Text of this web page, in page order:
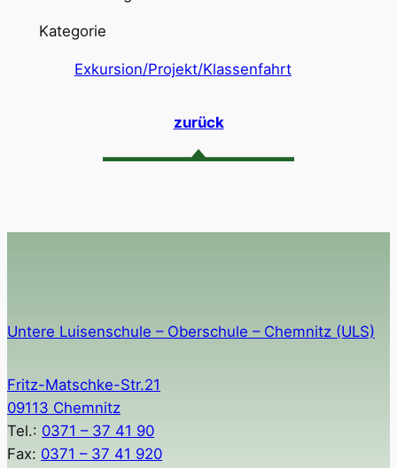
Kategorie
Exkursion/Projekt/Klassenfahrt
zurück
Untere Luisenschule – Oberschule – Chemnitz (ULS)
Fritz-Matschke-Str.21
09113 Chemnitz
Tel.: 0371 – 37 41 90
Fax: 0371 – 37 41 920